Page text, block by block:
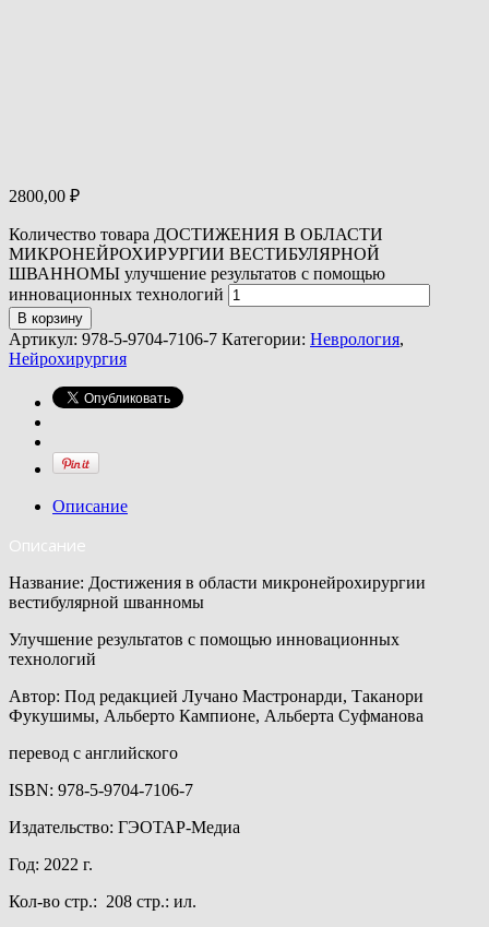
2800,00 ₽
Количество товара ДОСТИЖЕНИЯ В ОБЛАСТИ
МИКРОНЕЙРОХИРУРГИИ ВЕСТИБУЛЯРНОЙ
ШВАННОМЫ улучшение результатов с помощью
инновационных технологий
В корзину
Артикул: 978-5-9704-7106-7 Категории: Неврология,
Нейрохирургия
Описание
Описание
Название: Достижения в области микронейрохирургии
вестибулярной шванномы
Улучшение результатов с помощью инновационных
технологий
Автор: Под редакцией Лучано Мастронарди, Таканори
Фукушимы, Альберто Кампионе, Альберта Суфманова
перевод с английского
ISBN: 978-5-9704-7106-7
Издательство: ГЭОТАР-Медиа
Год: 2022 г.
Кол-во стр.: 208 стр.: ил.